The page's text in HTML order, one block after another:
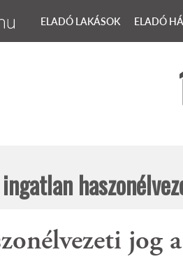
ELADÓ LAKÁSOK ELADÓ
ingatlan
jog